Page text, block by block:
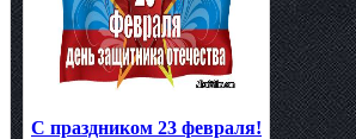
С праздником 23 февраля!